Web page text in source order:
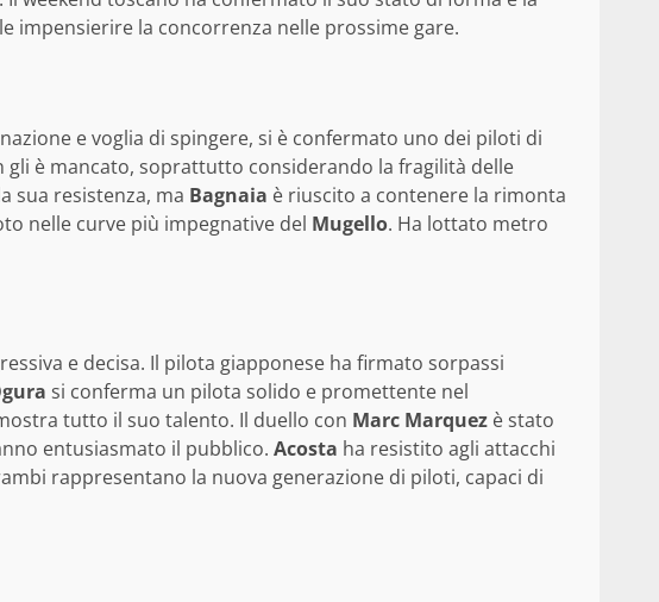
impensierire la concorrenza nelle prossime gare.
e voglia di spingere, si è confermato uno dei piloti di
gli è mancato, soprattutto considerando la fragilità delle
sua resistenza, ma Bagnaia è riuscito a contenere la rimonta
nelle curve più impegnative del Mugello. Ha lottato metro
e decisa. Il pilota giapponese ha firmato sorpassi
si conferma un pilota solido e promettente nel
tutto il suo talento. Il duello con Marc Marquez è stato
entusiasmato il pubblico. Acosta ha resistito agli attacchi
rappresentano la nuova generazione di piloti, capaci di